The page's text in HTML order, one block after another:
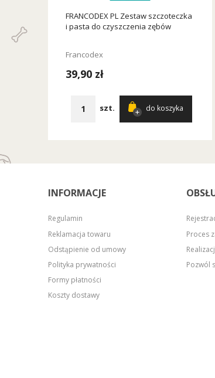
FRANCODEX PL Zestaw szczoteczka
i pasta do czyszczenia zębów
Francodex
39,90 zł
szt. do koszyka
INFORMACJE
Regulamin
Reklamacja towaru
Odstąpienie od umowy
Polityka prywatności
Formy płatności
Koszty dostawy
Proces
Pozwól